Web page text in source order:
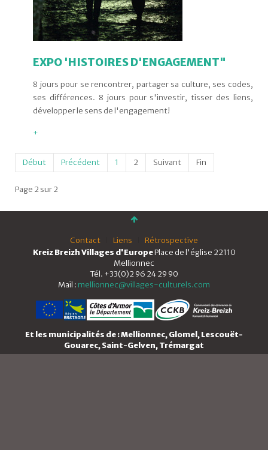
EXPO 'HISTOIRES D'ENGAGEMENT"
8 jours pour se rencontrer, partager sa culture, ses codes,
ses différences. 8 jours pour s'investir, tisser des liens,
développer le sens de l'engagement!
+
Début Précédent 1 2 Suivant Fin
Page 2 sur 2
Contact Liens
Rétrospective
Kreiz Breizh Villages d'EuropePlace de l'église 22110
Mellionnec
Tél. +33(0)2 96 24 29 90
Mail : mellionnec@villages-culturels.com
Et les municipalités de : Mellionnec, Glomel, Lescouët-
Gouarec, Saint-Gelven, Trémargat